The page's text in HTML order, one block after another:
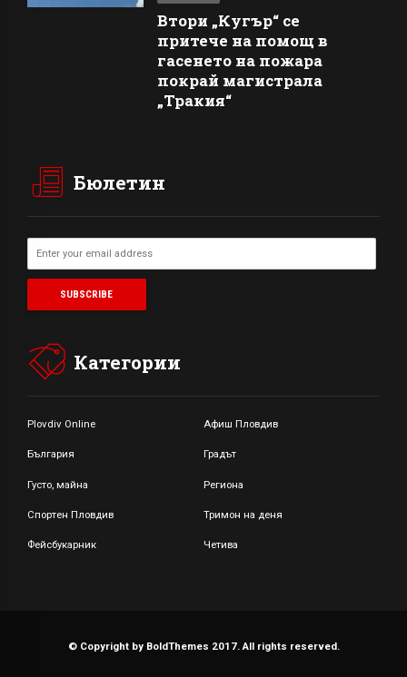
Втори „Кугър“ се
притече на помощ в
гасенето на пожара
покрай магистрала
„Тракия“
Бюлетин
Категории
Plovdiv Online Афиш Пловдив
България Градът
Густо, майна Региона
Спортен Пловдив Тримон на деня
Фейсбукарник Четива
© Copyright by BoldThemes 2017. All rights reserved.